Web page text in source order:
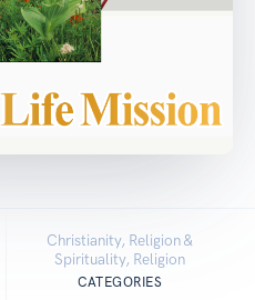
Christianity, Religion &
Spirituality, Religion
CATEGORIES